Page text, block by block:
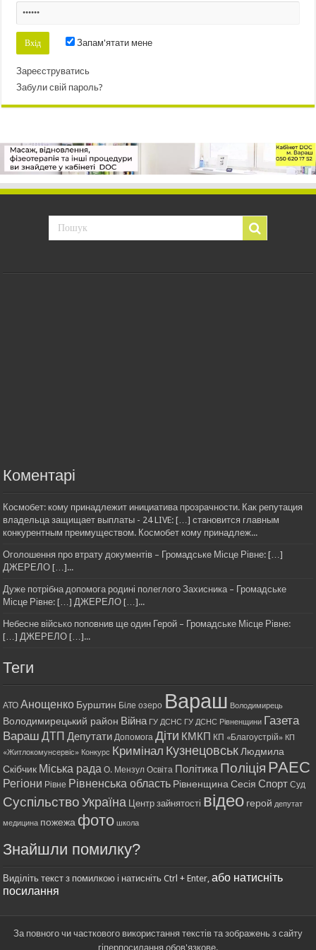
Запам'ятати мене
Зареєструватись
Забули свій пароль?
Коментарі
Космобет: кому принадлежит инициатива прозрачности. Как репутация
владельца защищает выплаты - 24 LIVE: […] становится главным
конкурентным преимуществом. Космобет кому принадлеж...
Оголошення про втрату документів – Громадське Місце Рівне: […]
ДЖЕРЕЛО […]...
Дуже потрібна допомога родині полеглого Захисника – Громадське
Місце Рівне: […] ДЖЕРЕЛО […]...
Небесне військо поповнив ще один Герой – Громадське Місце Рівне:
[…] ДЖЕРЕЛО […]...
Теги
АТО Анощенко Бурштин Біле озеро Вараш Володимирець
Володимирецький район Війна ГУ ДСНС ГУ ДСНС Рівненщини Газета
Вараш ДТП Депутати Допомога Діти КМКП КП «Благоустрій» КП
«Житлокомунсервіс» Конкурс Кримінал Кузнецовськ Людмила
Скібчик Міська рада О. Мензул Освіта ПолітикаПоліція РАЕС
Регіони Рівне Рівненська область Рівненщина Сесія Спорт Суд
Суспільство Україна Центр зайнятості відео герой депутат
медицина пожежа фото школа
Знайшли помилку?
Виділіть текст з помилкою і натисніть Ctrl + Enter,або натисніть
посилання
За повного чи часткового використання текстів та зображень з сайту
гіперпосилання обов'язкове.